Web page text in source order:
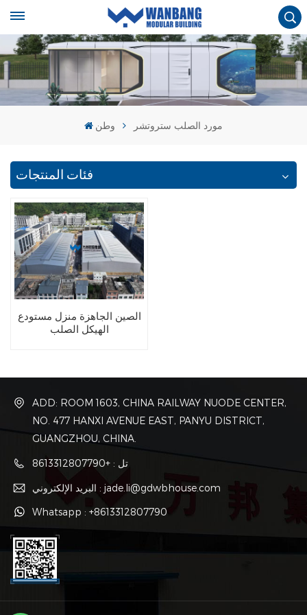
وطن مورد الصلب ستروتشر
فئات المنتجات
الصين الجاهزة منزل مستودع
الهيكل الصلب
ADD: ROOM 1603, CHINA RAILWAY NUODE CENTER,
NO. 477 HANXI AVENUE EAST, PANYU DISTRICT,
GUANGZHOU, CHINA.
تل : +8613312807790
البريد الإلكتروني : jade.li@gdwbhouse.com
Whatsapp : +8613312807790